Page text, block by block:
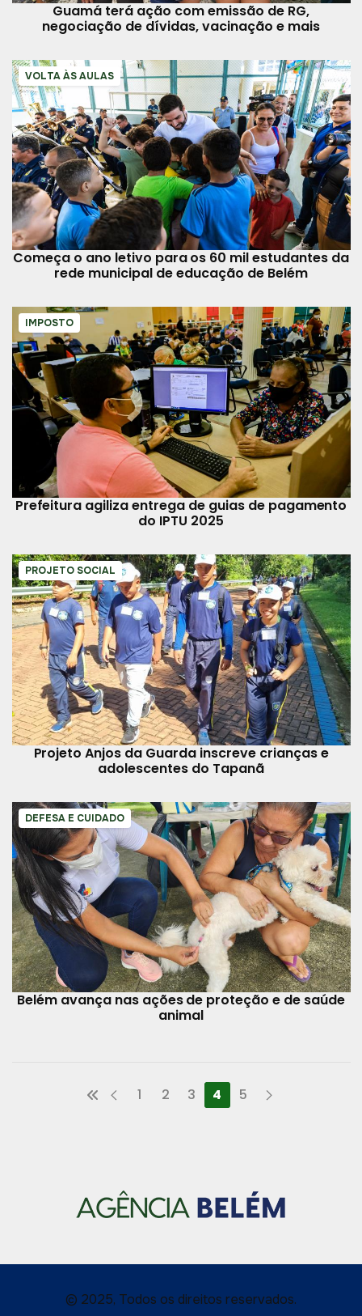
Guamá terá ação com emissão de RG,
negociação de dívidas, vacinação e mais
VOLTA ÀS AULAS
Começa o ano letivo para os 60 mil estudantes da
rede municipal de educação de Belém
IMPOSTO
Prefeitura agiliza entrega de guias de pagamento
do IPTU 2025
PROJETO SOCIAL
Projeto Anjos da Guarda inscreve crianças e
adolescentes do Tapanã
DEFESA E CUIDADO
Belém avança nas ações de proteção e de saúde
animal
1 2 3 4 5
© 2025, Todos os direitos reservados.